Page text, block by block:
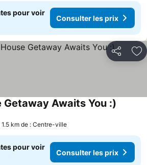
pour voir
Consulter les prix
Partager
Getaway Awaits You :)
1.5 km de : Centre-ville
pour voir
Consulter les prix